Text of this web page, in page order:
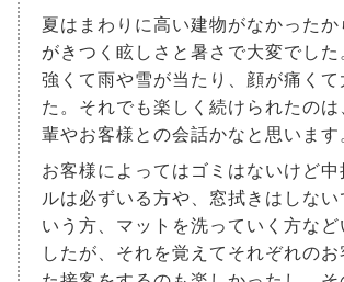
夏はまわりに高い建物がなかったか
がきつく眩しさと暑さで大変でした
強くて雨や雪が当たり、顔が痛くて
た。それでも楽しく続けられたのは
輩やお客様との会話かなと思います
お客様によってはゴミはないけど中
ルは必ずいる方や、窓拭きはしない
いう方、マットを洗っていく方など
したが、それを覚えてそれぞれのお